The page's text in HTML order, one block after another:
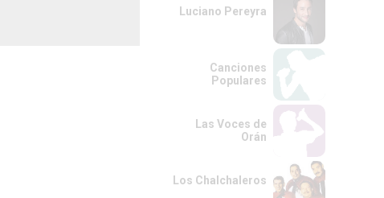
Luciano Pereyra
Canciones
Populares
Las Voces de
Orán
Los Chalchaleros